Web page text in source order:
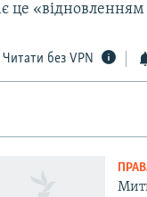
це «відновленням
Читати без VPN